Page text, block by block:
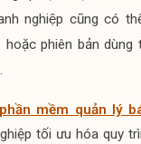
nghiệp cũng có
hoặc phiên bản
phần mềm quản lý
tối ưu hóa quy